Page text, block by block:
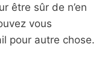
être sûr de n’en
vous
pour autre chose.